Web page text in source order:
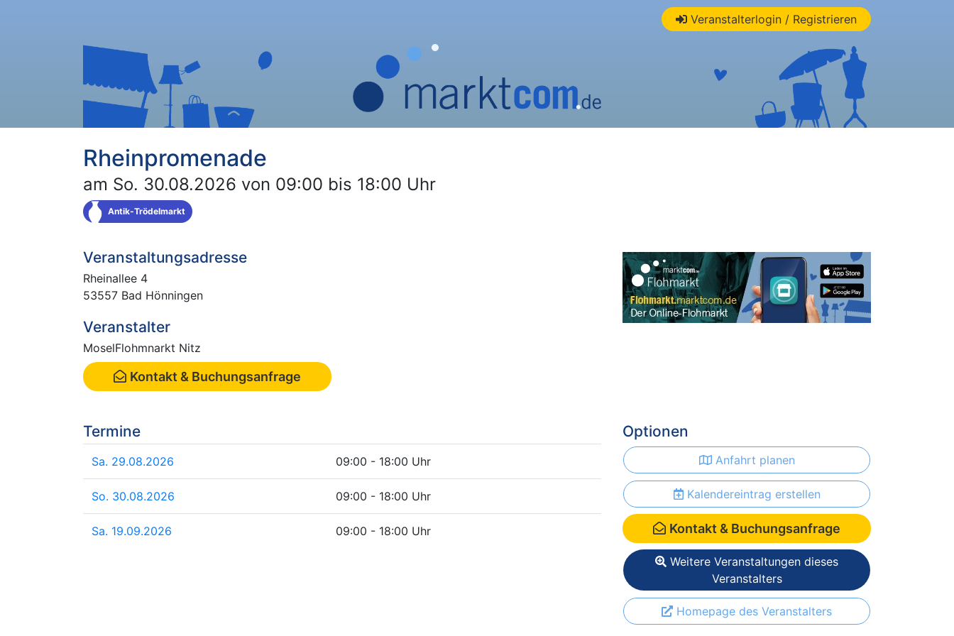
Veranstalterlogin / Registrieren
Rheinpromenade
am So. 30.08.2026 von 09:00 bis 18:00 Uhr
Antik-Trödelmarkt
Veranstaltungsadresse
Rheinallee 4
53557 Bad Hönningen
Veranstalter
MoselFlohmnarkt Nitz
Kontakt & Buchungsanfrage
Termine
Sa. 29.08.2026 09:00 - 18:00 Uhr
So. 30.08.2026 09:00 - 18:00 Uhr
Sa. 19.09.2026 09:00 - 18:00 Uhr
Optionen
Anfahrt planen
Kalendereintrag erstellen
Kontakt & Buchungsanfrage
Weitere Veranstaltungen dieses
Veranstalters
Homepage des Veranstalters